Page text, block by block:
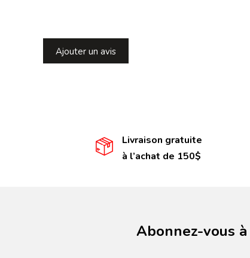
Ajouter un avis
Livraison gratuite
à l’achat de 150$
Abonnez-vous